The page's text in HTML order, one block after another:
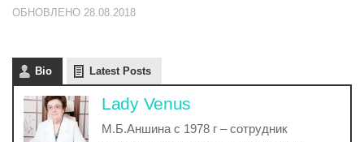
ОБНОВЛЕНО 28.08.2018
Bio Latest Posts
Lady Venus
М.Б.Аншина с 1978 г – сотрудник